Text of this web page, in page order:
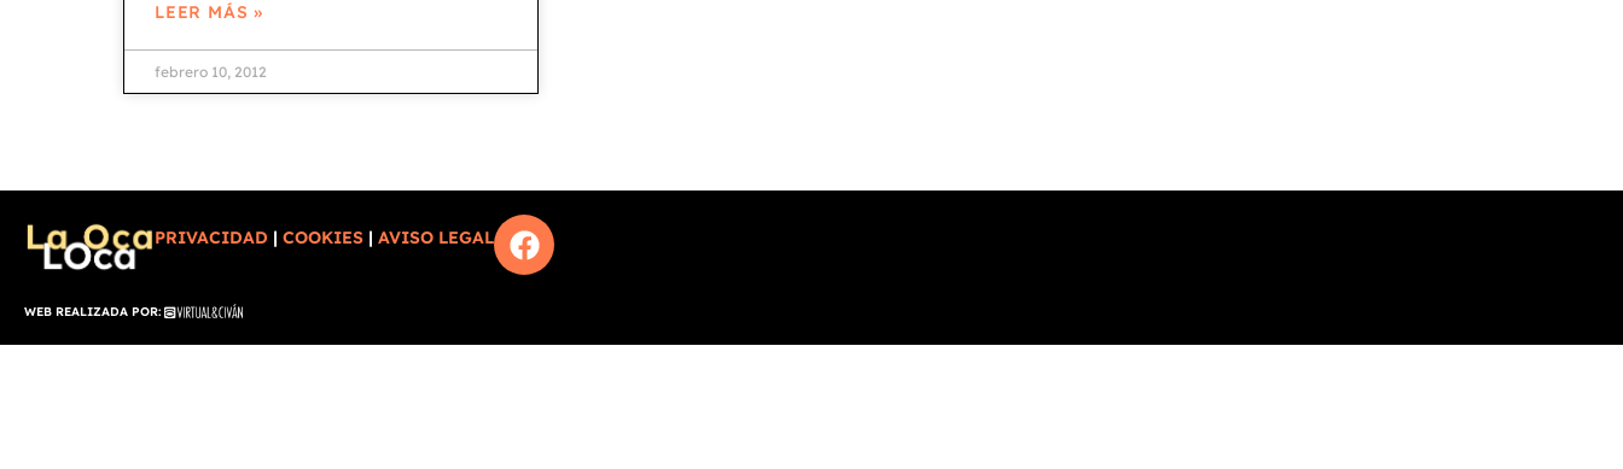
LEER MÁS »
febrero 10, 2012
PRIVACIDAD |COOKIES |AVISO LEGAL
WEB REALIZADA POR: